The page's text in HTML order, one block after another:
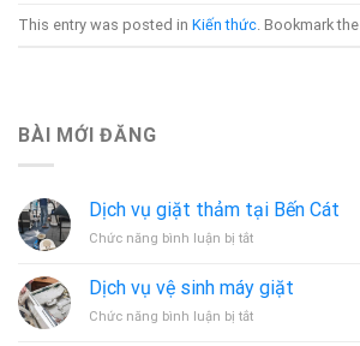
This entry was posted in Kiến thức . Bookmark the
BÀI MỚI ĐĂNG
Dịch vụ giặt thảm tại Bến Cát
Chức năng bình luận bị tắtở
giặt
thảm
Dịch vụ vệ sinh máy giặt
Chức năng bình luận bị tắtở